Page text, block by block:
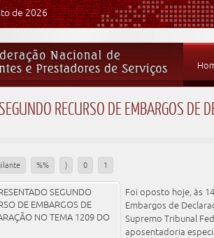
de 2026
RECURSO DE EMBARGOS
%% ) 0 1
Foi oposto hoje, às
Embargos de
Supremo Tribunal
aposentadoria